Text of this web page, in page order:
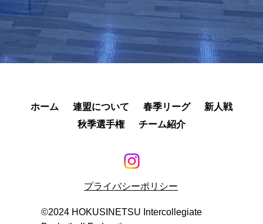
ホーム 連盟について 春季リーグ
新人戦
秋季選手権
チーム紹介
プライバシーポリシー
©︎2024 HOKUSINETSU Intercollegiate